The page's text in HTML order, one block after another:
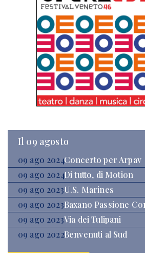
Il 09 agosto
09 ago 2024Concerto per Arpav
09 ago 2024Di tutto, di Motion
09 ago 2023U.S. Marines
09 ago 2023Baxano Passione
09 ago 2023Via dei Tulipani
09 ago 2022Benvenuti al Sud